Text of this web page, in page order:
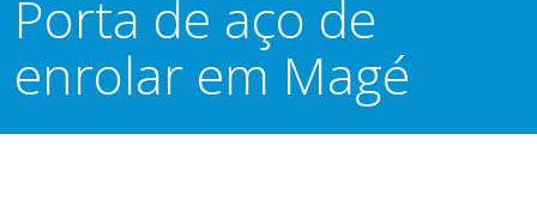
Porta de aço de
enrolar em Magé